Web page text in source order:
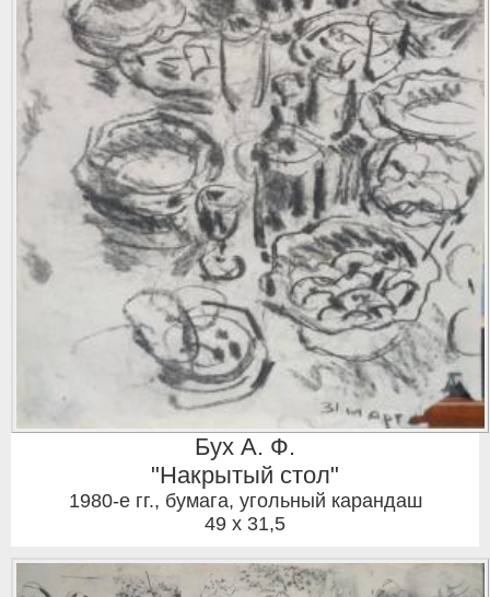
Бух А. Ф.
"Накрытый стол"
1980-е гг., бумага, угольный карандаш
49 x 31,5